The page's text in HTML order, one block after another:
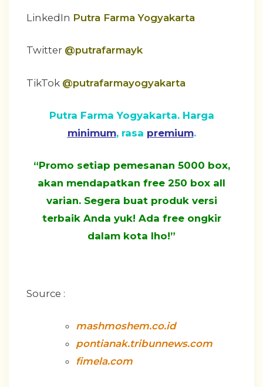
LinkedIn Putra Farma Yogyakarta
Twitter @putrafarmayk
TikTok @putrafarmayogyakarta
Putra Farma Yogyakarta. Harga
minimum, rasa premium.
“Promo setiap pemesanan 5000 box,
akan mendapatkan free 250 box all
varian. Segera buat produk versi
terbaik Anda yuk! Ada free ongkir
dalam kota lho!”
Source :
mashmoshem.co.id
pontianak.tribunnews.com
fimela.com